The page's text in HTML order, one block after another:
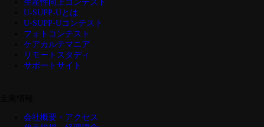
生産性向上コンテスト
U-SUPP-Uとは
U-SUPP-Uコンテスト
フォトコンテスト
ケアカルテマニア
リモートスタディ
サポートサイト
会社概要・アクセス